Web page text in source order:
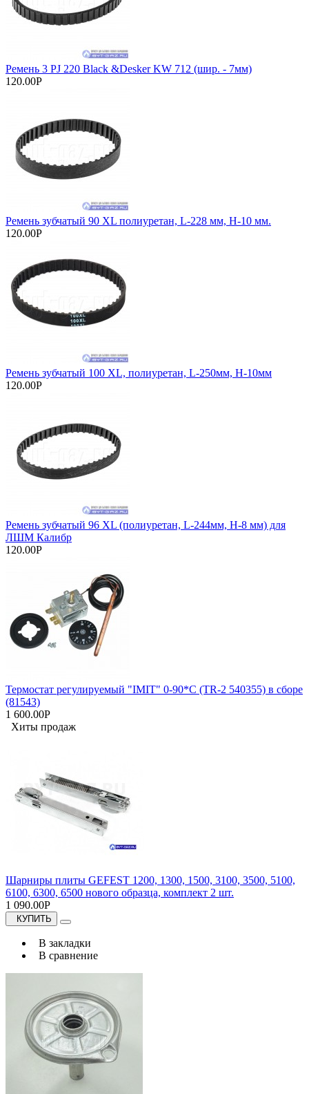
Ремень 3 PJ 220 Black &Desker KW 712 (шир. - 7мм)
120.00Р
Ремень зубчатый 90 XL полиуретан, L-228 мм, H-10 мм.
120.00Р
Ремень зубчатый 100 XL, полиуретан, L-250мм, Н-10мм
120.00Р
Ремень зубчатый 96 XL (полиуретан, L-244мм, H-8 мм) для
ЛШМ Калибр
120.00Р
Термостат регулируемый "IMIT" 0-90*С (TR-2 540355) в сборе
(81543)
1 600.00Р
Хиты продаж
Шарниры плиты GEFEST 1200, 1300, 1500, 3100, 3500, 5100,
6100, 6300, 6500 нового образца, комплект 2 шт.
1 090.00Р
КУПИТЬ
В закладки
В сравнение